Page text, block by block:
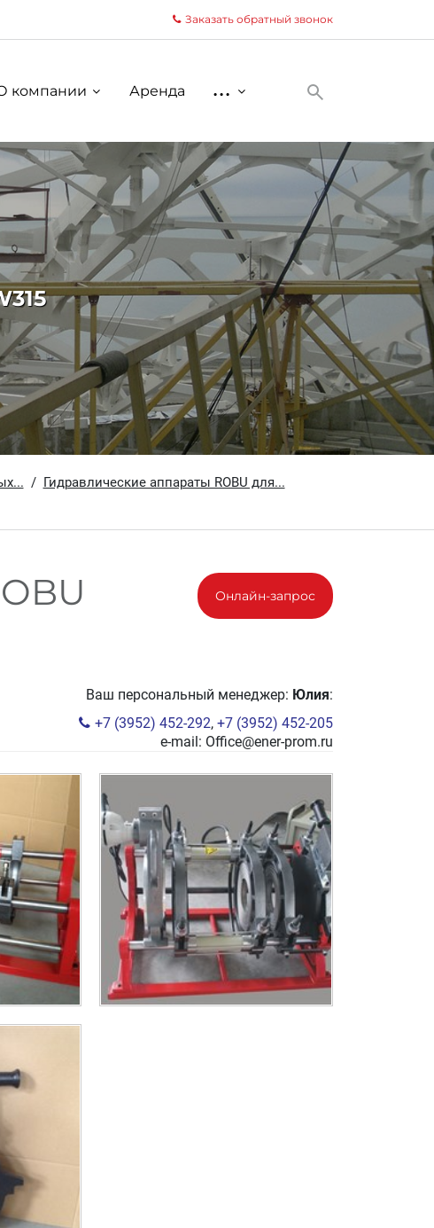
Заказать обратный звонок
компании Аренда ...
Гидравлические аппараты ROBU для...
Онлайн-запрос
Ваш персональный менеджер: Юлия:
+7 (3952) 452-292, +7 (3952) 452-205
e-mail: Office@ener-prom.ru